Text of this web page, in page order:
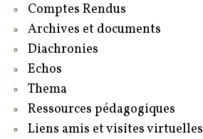
Comptes Rendus
Archives et documents
Diachronies
Echos
Thema
Ressources pédagogiques
Liens amis et visites virtuelles